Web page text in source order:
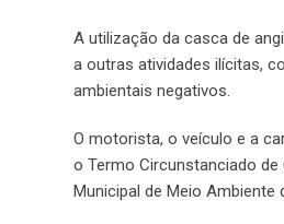
A utilização da casca de
a outras atividades ilícitas,
ambientais negativos.
O motorista, o veículo e a
o Termo Circunstanciado
Municipal de Meio